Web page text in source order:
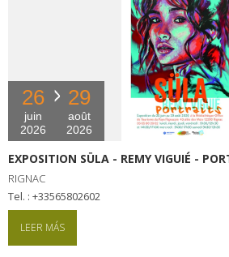
26
juin
2026
29
août
2026
EXPOSITION SÜLA - REMY VIGUIÉ -
RIGNAC
tel. : +33565802602
LEER MÁS